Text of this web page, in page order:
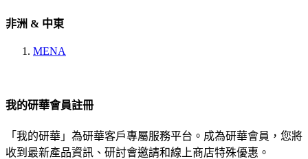
非洲 & 中東
MENA
我的研華會員註冊
「我的研華」為研華客戶專屬服務平台。成為研華會員，您將
收到最新產品資訊、研討會邀請和線上商店特殊優惠。